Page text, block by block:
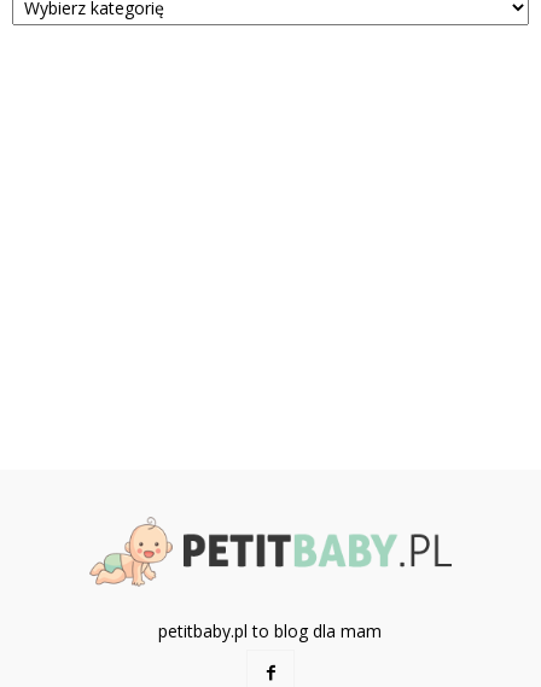
petitbaby.pl to blog dla mam